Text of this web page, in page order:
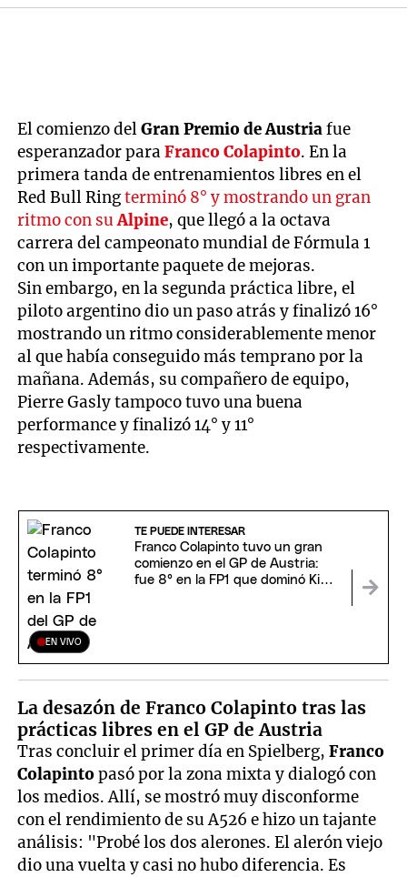
El comienzo delGran Premio de Austriafue
esperanzador paraFranco Colapinto. En la
primera tanda de entrenamientos libres en el
Red Bull Ringterminó 8° y mostrando un gran
ritmo con suAlpine, que llegó a la octava
carrera del campeonato mundial de Fórmula 1
con un importante paquete de mejoras.
Sin embargo, en la segunda práctica libre, el
piloto argentino dio un paso atrás y finalizó 16°
mostrando un ritmo considerablemente menor
al que había conseguido más temprano por la
mañana. Además, su compañero de equipo,
Pierre Gasly tampoco tuvo una buena
performance y finalizó 14° y 11°
respectivamente.
EN VIVO
TE PUEDE INTERESAR
Franco Colapinto tuvo un gran
comienzo en el GP de Austria:
fue 8° en la FP1 que dominó Kimi
La desazón de Franco Colapinto tras las
prácticas libres en el GP de Austria
Tras concluir el primer día en Spielberg,Franco
Colapintopasó por la zona mixta y dialogó con
los medios. Allí, se mostró muy disconforme
con el rendimiento de su A526 e hizo un tajante
análisis: "Probé los dos alerones. El alerón viejo
dio una vuelta y casi no hubo diferencia. Es